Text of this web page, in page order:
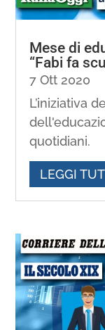
Mese di
“Fabi fa
7 Ott 2020
L’iniziativa
quotidiani.
LEGGI